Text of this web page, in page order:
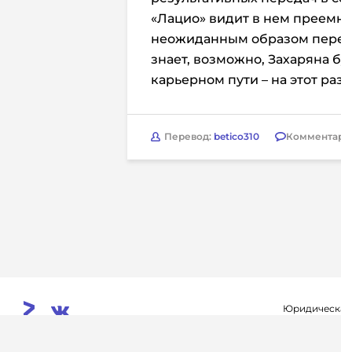
«Лацио» видит в нем
неожиданным образом
знает, возможно, Захаряна
карьерном пути – на этот
Перевод: betico310